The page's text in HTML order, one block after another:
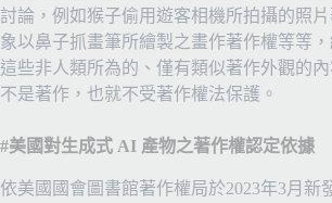
討論，例如猴子偷用遊客相機所拍攝的照
象以鼻子抓畫筆所繪製之畫作著作權等等，
這些非人類所為的、僅有類似著作外觀的
不是著作，也就不受著作權法保護。
#美國對生成式 AI 產物之著作權認定依據
依美國國會圖書館著作權局於2023年3月新